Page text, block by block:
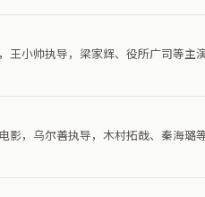
王小帅执导，梁家辉、役所广司等主
，乌尔善执导，木村拓哉、秦海璐